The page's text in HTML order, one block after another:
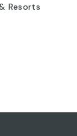
Resorts